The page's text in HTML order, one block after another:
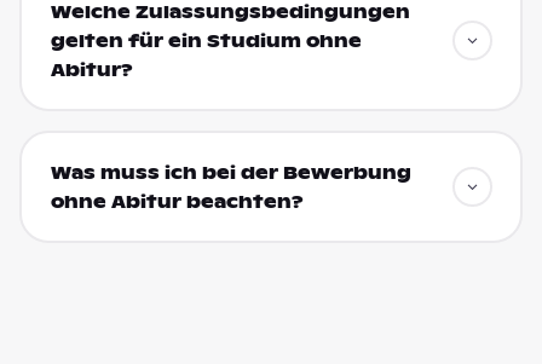
Welche Zulassungsbedingungen
gelten für ein Studium ohne
Abitur?
Was muss ich bei der Bewerbung
ohne Abitur beachten?